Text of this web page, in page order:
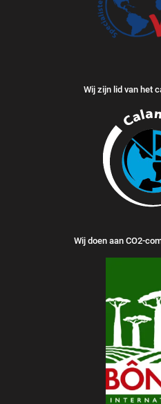
Wij zijn lid van het
Wij doen aan CO2-